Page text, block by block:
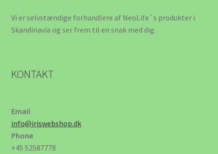
Politik for refundering og returnerede varer
Varevogn
Vi er selvstændige forhandlere af NeoLife´s produkter i
Skandinavia og ser frem til en snak med dig.
KONTAKT
Email
info@iriswebshop.dk
Phone
+45 52587778